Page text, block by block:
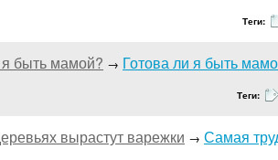
Теги:
я быть мамой? → Готова ли я быть
Теги:
вырастут варежки → Самая